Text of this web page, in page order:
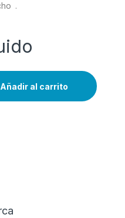
.
Añadir al carrito